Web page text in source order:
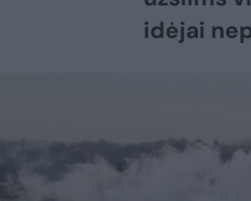
idėjai